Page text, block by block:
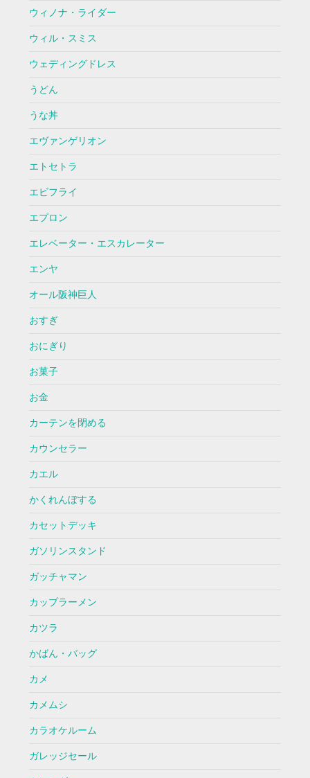
ウィノナ・ライダー
ウィル・スミス
ウェディングドレス
うどん
うな丼
エヴァンゲリオン
エトセトラ
エビフライ
エプロン
エレベーター・エスカレーター
エンヤ
オール阪神巨人
おすぎ
おにぎり
お菓子
お金
カーテンを閉める
カウンセラー
カエル
かくれんぼする
カセットデッキ
ガソリンスタンド
ガッチャマン
カップラーメン
カツラ
かばん・バッグ
カメ
カメムシ
カラオケルーム
ガレッジセール